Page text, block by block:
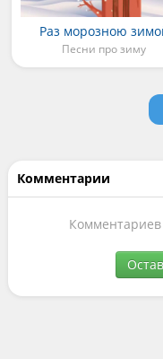
Раз морозною
Песни про зиму
Комментарии